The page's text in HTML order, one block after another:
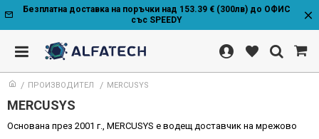
Безплатна доставка на поръчки над 153.39 € (300лв) до ОФИС
със SPEEDY
ПРОИЗВОДИТЕЛ MERCUSYS
MERCUSYS
Основана през 2001 г., MERCUSYS е водещ доставчик на мрежово